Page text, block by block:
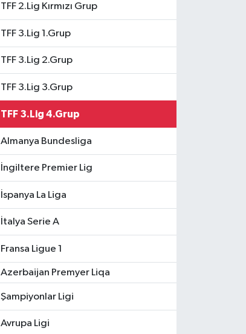
TFF 2.Lig Kırmızı Grup
TFF 3.Lig 1.Grup
TFF 3.Lig 2.Grup
TFF 3.Lig 3.Grup
TFF 3.Lig 4.Grup
Almanya Bundesliga
İngiltere Premier Lig
İspanya La Liga
İtalya Serie A
Fransa Ligue 1
Azerbaijan Premyer Liqa
Şampiyonlar Ligi
Avrupa Ligi